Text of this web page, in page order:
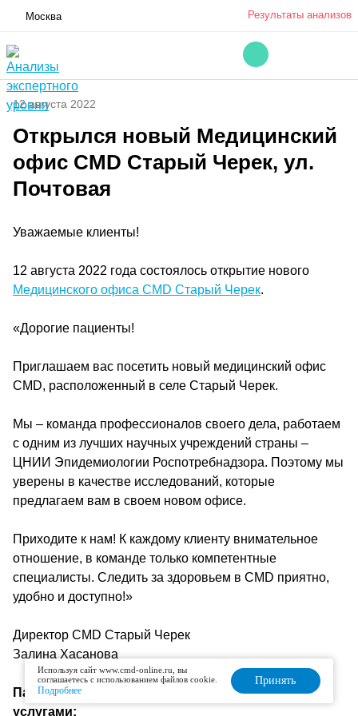
Москва Результаты анализов
12 августа 2022
Открылся новый Медицинский
офис CMD Старый Черек, ул.
Почтовая
Уважаемые клиенты!
12 августа 2022 года состоялось открытие нового
Медицинского офиса CMD Старый Черек.
«Дорогие пациенты!
Приглашаем вас посетить новый медицинский офис
CMD, расположенный в селе Старый Черек.
Мы – команда профессионалов своего дела, работаем
с одним из лучших научных учреждений страны –
ЦНИИ Эпидемиологии Роспотребнадзора. Поэтому мы
уверены в качестве исследований, которые
предлагаем вам в своем новом офисе.
Приходите к нам! К каждому клиенту внимательное
отношение, в команде только компетентные
специалисты. Следить за здоровьем в CMD приятно,
удобно и доступно!»
Директор CMD Старый Черек
Залина Хасанова
Пациенты могут воспользоваться следующими
услугами:
Используя сайт www.cmd-online.ru, вы
соглашаетесь с использованием файлов cookie.
Подробнее
Принять